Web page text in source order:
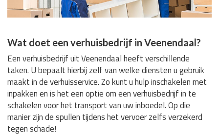
Wat doet een verhuisbedrijf in Veenendaal?
Een verhuisbedrijf uit Veenendaal heeft verschillende
taken. U bepaalt hierbij zelf van welke diensten u gebruik
maakt in de verhuisservice. Zo kunt u hulp inschakelen met
inpakken en is het een optie om een verhuisbedrijf in te
schakelen voor het transport van uw inboedel. Op die
manier zijn de spullen tijdens het vervoer zelfs verzekerd
tegen schade!